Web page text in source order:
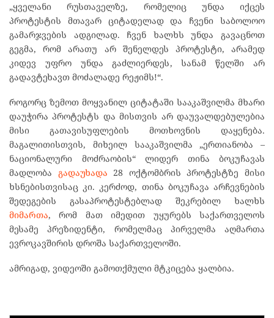
„ყველანი რუსთაველზე, რომელიც უნდა იქცეს
პროტესტის მთავარ ციტადელად და ჩვენი საბოლოო
გამარჯვების ადგილად. ჩვენ ხალხს უნდა გავაცნოთ
გეგმა, რომ არათუ არ შენელდეს პროტესტი, არამედ
კიდევ უფრო უნდა გაძლიერდეს, სანამ წელში არ
გადავტეხავთ მოძალადე რეჟიმს!“.
როგორც ზემოთ მოყვანილ ციტატაში სააკაშვილმა მხარი
დაუჭირა პროტესტს და მისთვის არ დაუვალდებულებია
მისი გათავისუფლების მოთხოვნის დაყენება.
მაგალითისთვის, მიხეილ სააკაშვილმა „ერთიანობა –
ნაციონალური მოძრაობის“ ლიდერ თინა ბოკუჩავას
მადლობა გადაუხადა 28 ოქტომბრის პროტესტზე მისი
ხსნებისთვისაც კი. კერძოდ, თინა ბოკუჩავა არჩევნების
შედეგების გასაპროტესტებლად შეკრებილ ხალხს
მიმართა, რომ მათ იმედით უყურებს საქართველოს
მესამე პრეზიდენტი, რომელმაც პირველმა აღმართა
ევროკავშირის დროშა საქართველოში.
ამრიგად, ვიდეოში გამოთქმული მტკიცება ყალბია.